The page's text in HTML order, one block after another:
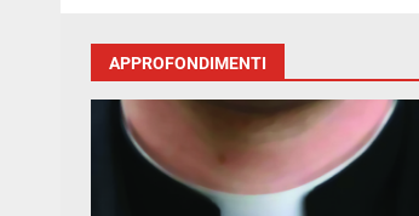
APPROFONDIMENTI